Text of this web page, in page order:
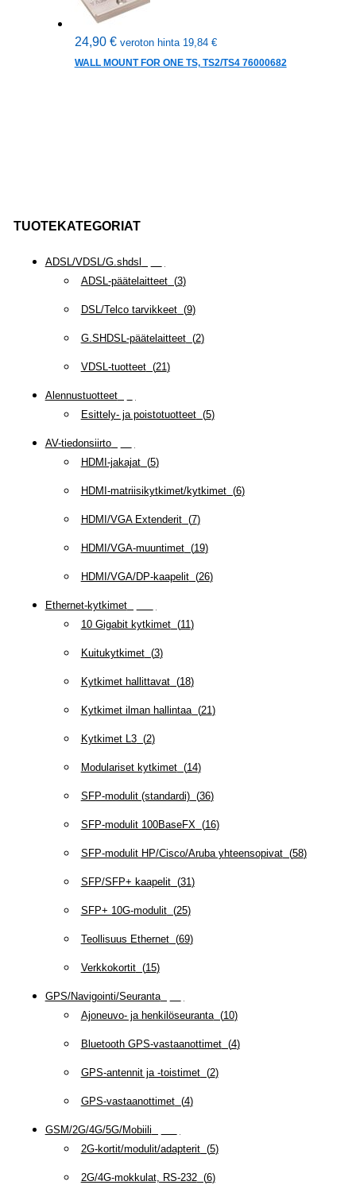
TUOTEKATEGORIAT
ADSL/VDSL/G.shdsl
ADSL-päätelaitteet(3)
DSL/Telco tarvikkeet(9)
G.SHDSL-päätelaitteet(2)
VDSL-tuotteet(21)
Alennustuotteet(
Esittely- ja poistotuotteet(5)
AV-tiedonsiirto(
HDMI-jakajat(5)
HDMI-matriisikytkimet/kytkimet(6)
HDMI/VGA Extenderit(7)
HDMI/VGA-muuntimet(19)
HDMI/VGA/DP-kaapelit(26)
Ethernet-kytkimet(
10 Gigabit kytkimet(11)
Kuitukytkimet(3)
Kytkimet hallittavat(18)
Kytkimet ilman hallintaa(21)
Kytkimet L3(2)
Modulariset kytkimet(14)
SFP-modulit (standardi)(36)
SFP-modulit 100BaseFX(16)
SFP-modulit HP/Cisco/Aruba yhteensopivat(58)
SFP/SFP+ kaapelit(31)
SFP+ 10G-modulit(25)
Teollisuus Ethernet(69)
Verkkokortit(15)
GPS/Navigointi/Seuranta(
Ajoneuvo- ja henkilöseuranta(10)
Bluetooth GPS-vastaanottimet(4)
GPS-antennit ja -toistimet(2)
GPS-vastaanottimet(4)
GSM/2G/4G/5G/Mobiili
2G-kortit/modulit/adapterit(5)
2G/4G-mokkulat, RS-232(6)
24,90 € veroton hinta 19,84 €
WALL MOUNT FOR ONE TS, TS2/TS4 76000682